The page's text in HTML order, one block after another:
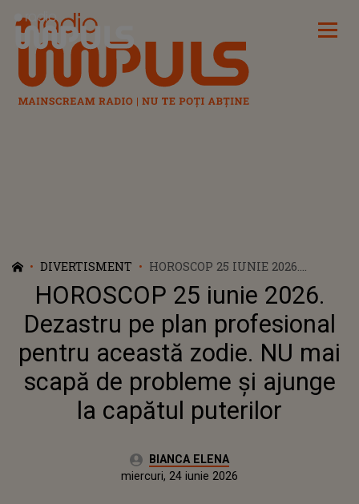
Radio Impuls
DIVERTISMENT
HOROSCOP 25 IUNIE 2026.
DEZASTRU PE PLAN
PROFESIONAL PENTRU ACEASTĂ
ZODIE. NU MAI SCAPĂ DE
PROBLEME ȘI AJUNGE LA
CAPĂTUL PUTERILOR
HOROSCOP 25 iunie 2026.
Dezastru pe plan profesional
pentru această zodie. NU mai
scapă de probleme și ajunge
la capătul puterilor
Autor:BIANCA ELENA
Publicat:
miercuri, 24 iunie 2026